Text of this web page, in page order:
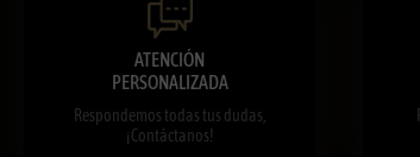
ATENCIÓN
PERSONALIZADA
Respondemos todas tus dudas,
¡Contáctanos!